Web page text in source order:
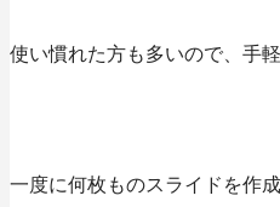
使い慣れた方も多いので、手
一度に何枚ものスライドを作